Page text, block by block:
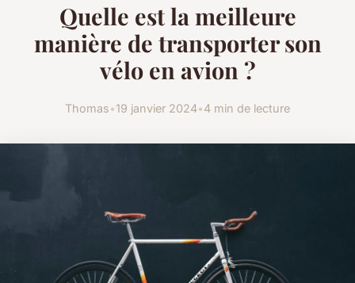
Quelle est la meilleure
manière de transporter son
vélo en avion ?
Thomas•19 janvier 2024•4 min de lecture